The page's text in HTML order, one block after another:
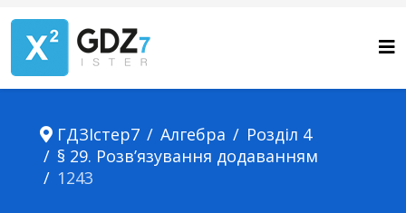
ГДЗІстер7 Алгебра
Розділ 4
§ 29. Розв’язування додаванням
1243